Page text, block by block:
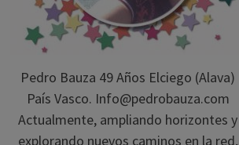
Pedro Bauza 49 Años Elciego (Alava)
País Vasco. Info@pedrobauza.com
Actualmente, ampliando horizontes y
explorando nuevos caminos en la red,